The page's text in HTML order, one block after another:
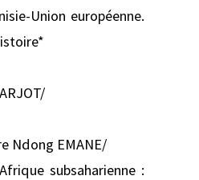
Union européenne.
Ndong EMANE/
subsaharienne :